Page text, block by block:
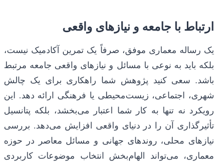
ارتباط با جامعه و نیازهای واقعی
یک رساله معماری موفق، صرفاً یک تمرین آکادمیک نیست،
بلکه باید به نوعی با مسائل و نیازهای واقعی جامعه مرتبط
باشد. سعی کنید پژوهش شما راهکاری برای یک چالش
شهری، اجتماعی، زیست‌محیطی یا فرهنگی ارائه دهد. این
رویکرد نه تنها به کار شما اعتبار می‌بخشد، بلکه پتانسیل
تأثیرگذاری آن را در دنیای واقعی افزایش می‌دهد. بررسی
نیازهای محلی، روندهای جهانی و مسائل معاصر در حوزه
معماری، می‌تواند الهام‌بخش انتخاب موضوعات کاربردی